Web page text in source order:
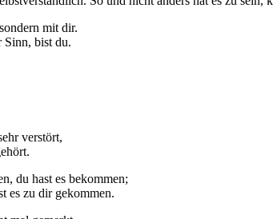
mit dir.
Sinn, bist du.
verstört,
du hast es bekommen;
es zu dir gekommen.